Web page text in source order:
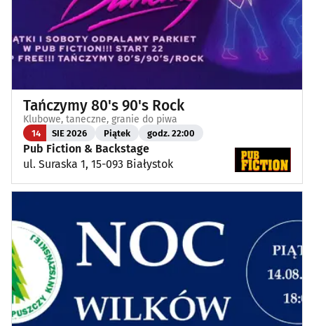
Tańczymy 80's 90's Rock
Klubowe, taneczne, granie do piwa
14 SIE 2026 Piątek godz. 22:00
Pub Fiction & Backstage
ul. Suraska 1, 15-093 Białystok